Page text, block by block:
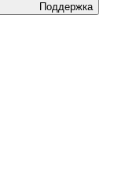
Поддержка